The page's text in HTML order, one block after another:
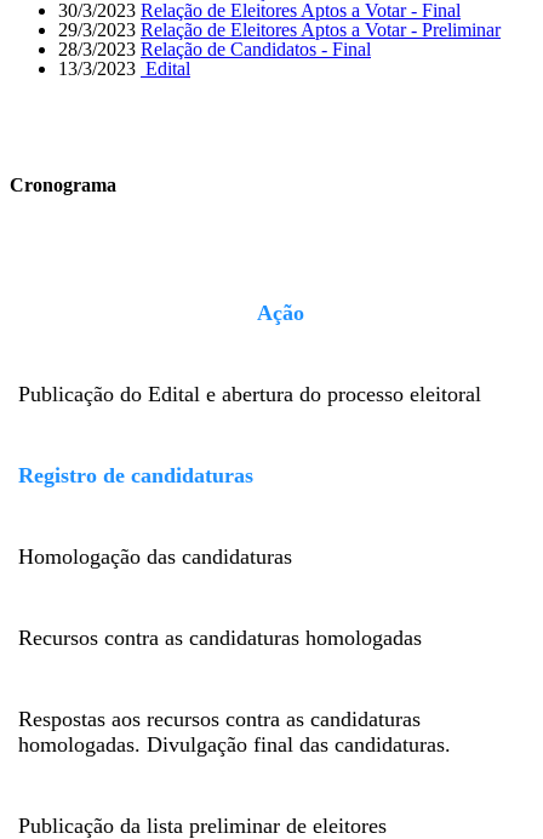
30/3/2023 Relação de Eleitores Aptos a Votar - Final
29/3/2023 Relação de Eleitores Aptos a Votar - Preliminar
28/3/2023 Relação de Candidatos - Final
13/3/2023 Edital
Cronograma
Ação
Publicação do Edital e abertura do processo eleitoral
Registro de candidaturas
Homologação das candidaturas
Recursos contra as candidaturas homologadas
Respostas aos recursos contra as candidaturas
homologadas. Divulgação final das candidaturas.
Publicação da lista preliminar de eleitores